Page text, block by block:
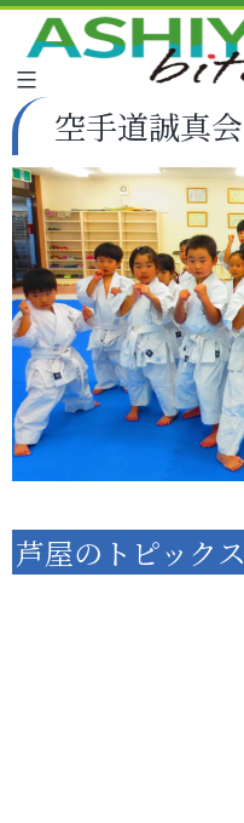
空手道誠真会
芦屋のトピックス